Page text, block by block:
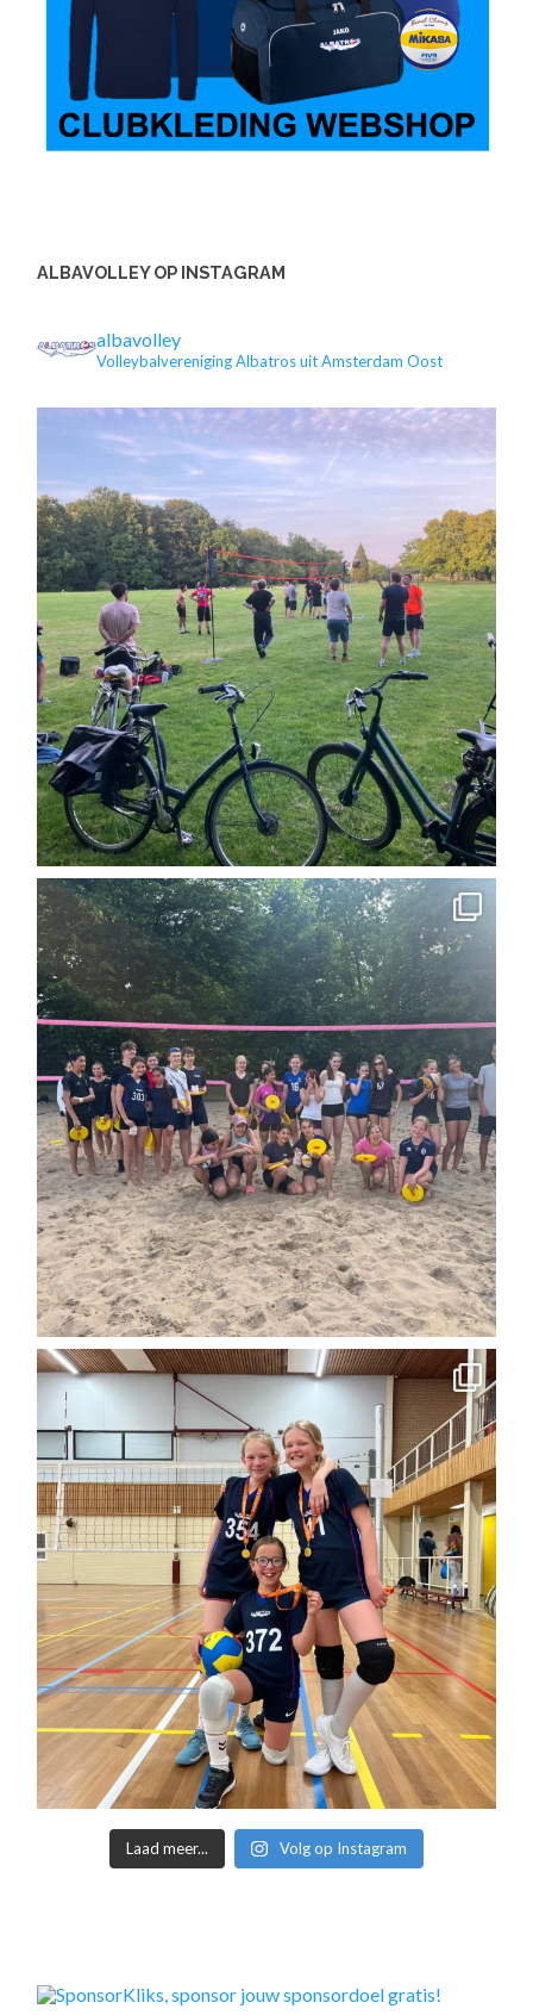
ALBAVOLLEY OP INSTAGRAM
albavolley
Volleybalvereniging Albatros uit Amsterdam Oost
Laad meer... Volg op Instagram